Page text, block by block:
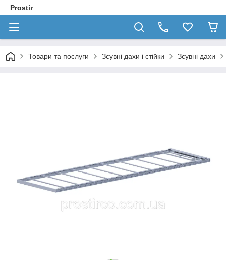
Prostir
Товари та послуги Зсувні дахи і стійки Зсувні дахи